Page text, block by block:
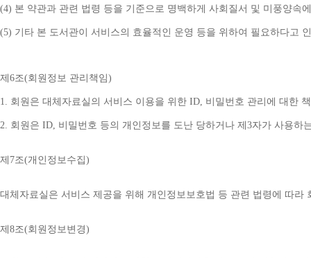
(4) 본 약관과 관련 법령 등을 기준으로 명백하게 사회질서 및 미풍양속
(5) 기타 본 도서관이 서비스의 효율적인 운영 등을 위하여 필요하다고
제 6조(회원정보 관리책임)
1. 회원은 대체자료실의 서비스 이용을 위한 ID, 비밀번호 관리에 대한
2. 회원은 ID, 비밀번호 등의 개인정보를 도난 당하거나 제 3자가 사용하
제 7조(개인정보수집)
대체자료실은 서비스 제공을 위해 개인정보보호법 등 관련 법령에 따라
제 8조(회원정보변경)